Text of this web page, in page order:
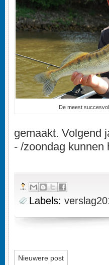
De meest
gemaakt. Volgend
- /zoondag kunnen
Labels:
Nieuwere post